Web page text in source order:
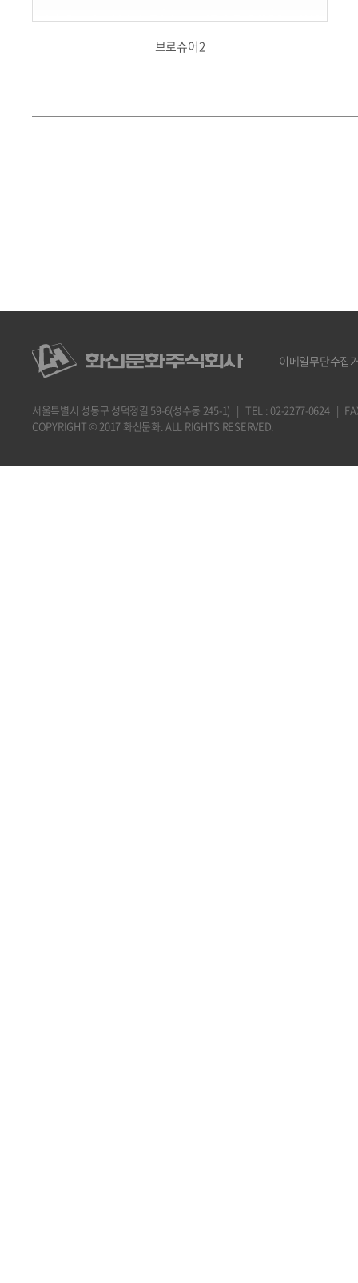
브로슈어2
이메일무단수집
서울특별시 성동구 성덕정길 59-6(성수동 245-1) | TEL : 02-2277-0624
COPYRIGHT © 2017 화신문화. ALL RIGHTS RESERVED.